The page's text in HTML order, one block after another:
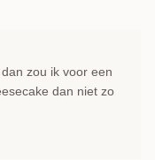
zou ik voor een
dan niet zo